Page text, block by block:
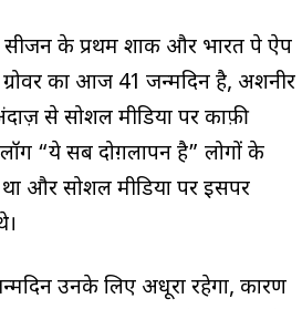
के प्रथम शार्क और भारत पे ऐप
का आज 41 जन्मदिन है, अशनीर
से सोशल मीडिया पर काफ़ी
“ये सब दोग़लापन है” लोगों के
और सोशल मीडिया पर इसपर
उनके लिए अधूरा रहेगा, कारण